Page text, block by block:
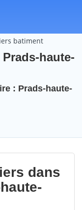
batiment
haute-
: Prads-haute-
dans